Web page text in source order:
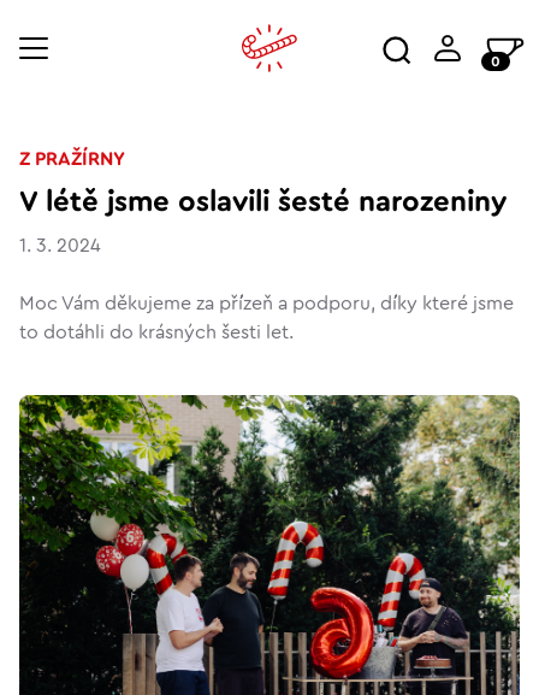
0
Z PRAŽÍRNY
V létě jsme oslavili šesté narozeniny
1. 3. 2024
Moc Vám děkujeme za přízeň a podporu, díky které jsme
to dotáhli do krásných šesti let.